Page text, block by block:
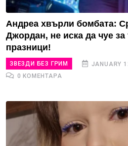
Андреа хвърли бомбата:
Джордан, не иска да чуе за
празници!
ЗВЕЗДИ БЕЗ ГРИМ JANUARY
0 КОМЕНТАРА